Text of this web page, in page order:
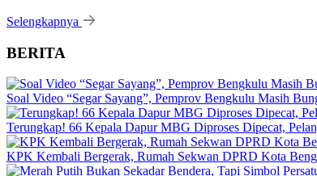
Selengkapnya
BERITA
Soal Video “Segar Sayang”, Pemprov Bengkulu Masih
Terungkap! 66 Kepala Dapur MBG Diproses Dipecat,
KPK Kembali Bergerak, Rumah Sekwan DPRD Kota